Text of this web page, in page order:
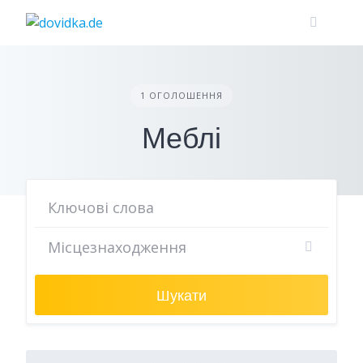
1 ОГОЛОШЕННЯ
Меблі
Шукати